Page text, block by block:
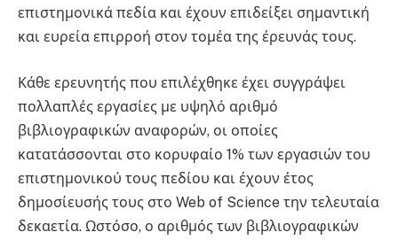
επιστημονικά πεδία και έχουν επιδείξει σημαντική
και ευρεία επιρροή στον τομέα της έρευνάς τους.
Κάθε ερευνητής που επιλέχθηκε έχει συγγράψει
πολλαπλές εργασίες με υψηλό αριθμό
βιβλιογραφικών αναφορών, οι οποίες
κατατάσσονται στο κορυφαίο 1% των εργασιών του
επιστημονικού τους πεδίου και έχουν έτος
δημοσίευσής τους στο Web of Science την τελευταία
δεκαετία. Ωστόσο, ο αριθμός των βιβλιογραφικών